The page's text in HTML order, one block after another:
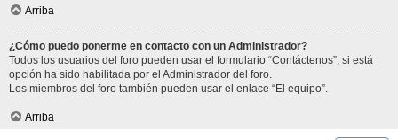
Arriba
¿Cómo puedo ponerme en contacto con un Administrador?
Todos los usuarios del foro pueden usar el formulario “Contáctenos”, si está
opción ha sido habilitada por el Administrador del foro.
Los miembros del foro también pueden usar el enlace “El equipo”.
Arriba